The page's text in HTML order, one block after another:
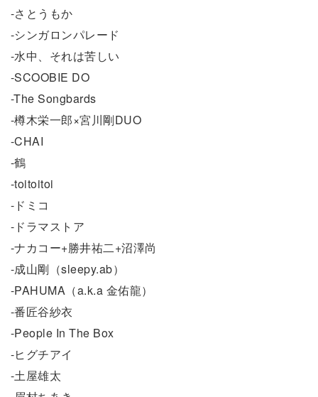
-さとうもか
-シンガロンパレード
-水中、それは苦しい
-SCOOBIE DO
-The Songbards
-樽木栄一郎×宮川剛DUO
-CHAI
-鶴
-toitoitoi
-ドミコ
-ドラマストア
-ナカコー+勝井祐二+沼澤尚
-成山剛（sleepy.ab）
-PAHUMA（a.k.a 金佑龍）
-番匠谷紗衣
-People In The Box
-ヒグチアイ
-土屋雄太